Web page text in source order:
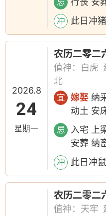
忌
冲 此日冲
2026.8
24
星期一
农历二零二
值神：白虎
北
宜 嫁娶 纳
动土 安
忌
入宅 上
安葬 纳
冲 此日冲
农历二零二
值神：天牢